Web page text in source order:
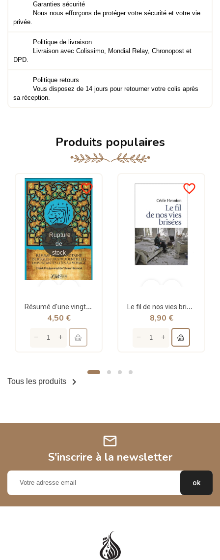
Garanties sécurité
Nous nous efforçons de protéger votre sécurité et votre vie
privée.
Politique de livraison
Livraison avec Colissimo, Mondial Relay, Chronopost et
DPD.
Politique retours
Vous disposez de 14 jours pour retourner votre colis après
sa réception.
Produits populaires
favorite_border
Rupture
de
stock
Résumé d'une vingtaine de règles jurisprudentielles liées au voyage - Bazmoul - Héritage...
4,50 €
favorite_border
Le fil de nos vies brisées - poche - Cécile Hennion - Points
8,90 €
Tous les produits 
mail
S'inscrire à la newsletter